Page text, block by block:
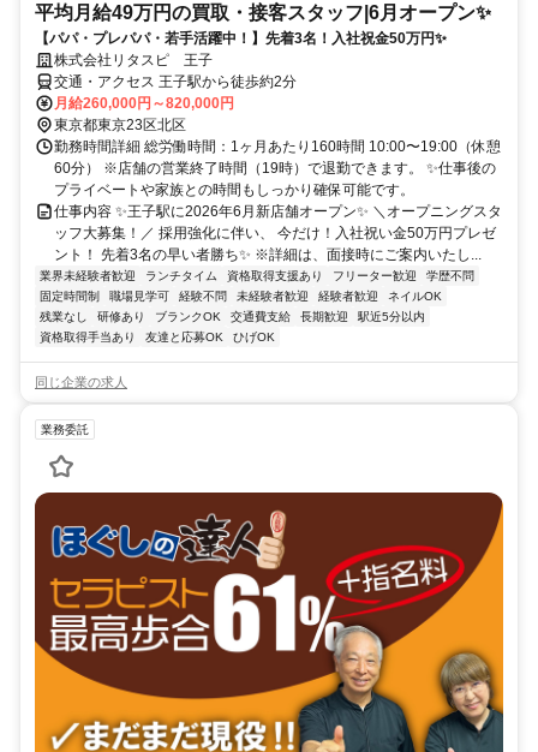
平均月給49万円の買取・接客スタッフ|6月オープン✨
【パパ・プレパパ・若手活躍中！】先着3名！入社祝金50万円✨
株式会社リタスピ 王子
交通・アクセス 王子駅から徒歩約2分
月給260,000円～820,000円
東京都東京23区北区
勤務時間詳細 総労働時間：1ヶ月あたり160時間 10:00〜19:00（休憩
60分） ※店舗の営業終了時間（19時）で退勤できます。 ✨仕事後の
プライベートや家族との時間もしっかり確保可能です。
仕事内容 ✨王子駅に2026年6月新店舗オープン✨ ＼オープニングスタ
ッフ大募集！／ 採用強化に伴い、 今だけ！入社祝い金50万円プレゼ
ント！ 先着3名の早い者勝ち✨ ※詳細は、面接時にご案内いたし...
業界未経験者歓迎 ランチタイム 資格取得支援あり フリーター歓迎
学歴不問
固定時間制
職場見学可 経験不問 未経験者歓迎 経験者歓迎
ネイルOK
残業なし
研修あり ブランクOK 交通費支給 長期歓迎
駅近5分以内
資格取得手当あり
友達と応募OK ひげOK
同じ企業の求人
業務委託